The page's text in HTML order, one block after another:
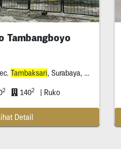
Tambangboyo
Tambaksari, Surabaya, Jawatimur *****
2 1402 | Ruko
Detail